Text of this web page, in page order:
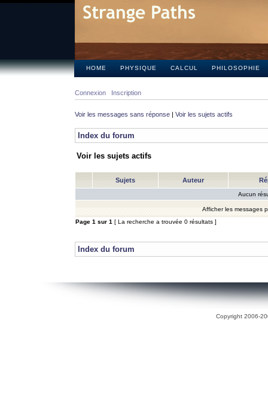
HOME PHYSIQUE CALCUL PHILOSOPHIE
Connexion Inscription
Voir les messages sans réponse | Voir les sujets actifs
Index du forum
Voir les sujets actifs
Sujets Auteur
Aucun
Afficher les messages
Page 1 sur 1 [ La recherche a trouvée 0 résultats ]
Index du forum
Copyright 2006-